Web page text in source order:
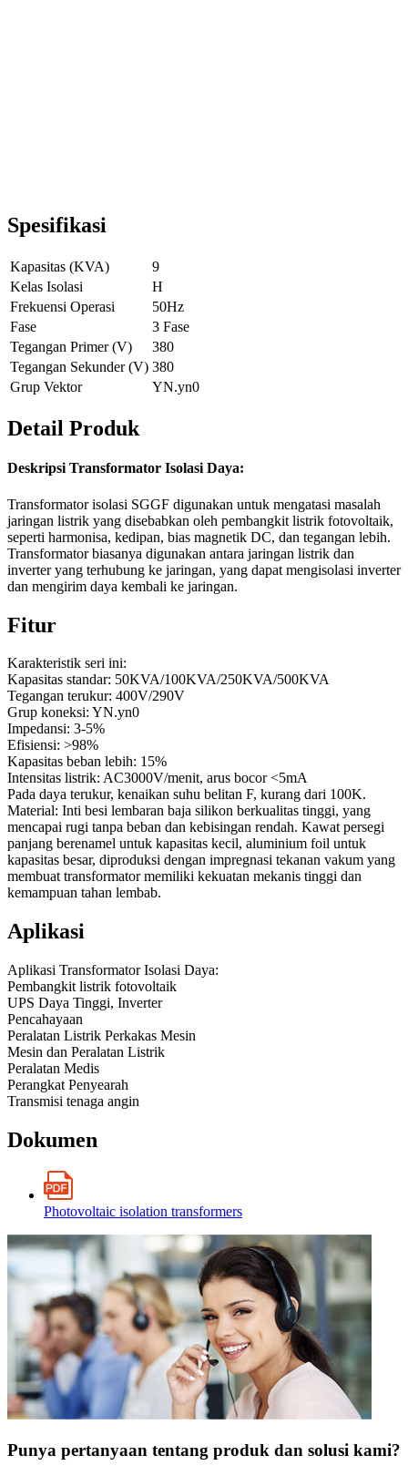
Spesifikasi
Kapasitas (KVA)
9
Kelas Isolasi
H
Frekuensi Operasi
50Hz
Fase
3 Fase
Tegangan Primer (V)
380
Tegangan Sekunder (V) 380
Grup Vektor
YN.yn0
Detail Produk
Deskripsi Transformator Isolasi Daya:
Transformator isolasi SGGF digunakan untuk mengatasi masalah
jaringan listrik yang disebabkan oleh pembangkit listrik fotovoltaik,
seperti harmonisa, kedipan, bias magnetik DC, dan tegangan lebih.
Transformator biasanya digunakan antara jaringan listrik dan
inverter yang terhubung ke jaringan, yang dapat mengisolasi inverter
dan mengirim daya kembali ke jaringan.
Fitur
Karakteristik seri ini:
Kapasitas standar: 50KVA/100KVA/250KVA/500KVA
Tegangan terukur: 400V/290V
Grup koneksi: YN.yn0
Impedansi: 3-5%
Efisiensi: >98%
Kapasitas beban lebih: 15%
Intensitas listrik: AC3000V/menit, arus bocor <5mA
Pada daya terukur, kenaikan suhu belitan F, kurang dari 100K.
Material: Inti besi lembaran baja silikon berkualitas tinggi, yang
mencapai rugi tanpa beban dan kebisingan rendah. Kawat persegi
panjang berenamel untuk kapasitas kecil, aluminium foil untuk
kapasitas besar, diproduksi dengan impregnasi tekanan vakum yang
membuat transformator memiliki kekuatan mekanis tinggi dan
kemampuan tahan lembab.
Aplikasi
Aplikasi Transformator Isolasi Daya:
Pembangkit listrik fotovoltaik
UPS Daya Tinggi, Inverter
Pencahayaan
Peralatan Listrik Perkakas Mesin
Mesin dan Peralatan Listrik
Peralatan Medis
Perangkat Penyearah
Transmisi tenaga angin
Dokumen
Photovoltaic isolation transformers
Punya pertanyaan tentang produk dan solusi kami?